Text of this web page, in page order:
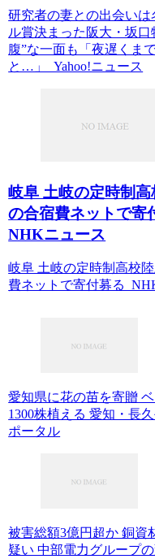
研究者の妻との出会い
ル賞決まった阪大・坂口
腹”な一面も「夜遅くま
と…」 Yahoo!ニュース
岐阜 土岐の定時制
の合宿費ネットで寄
NHKニュース
岐阜 土岐の定時制高校
費ネットで寄付募る
愛知県に花の苗を寄贈
1300株植える 愛知・長
ポータル
被害総額3億円超か 銅資
疑い 中部電力グループ